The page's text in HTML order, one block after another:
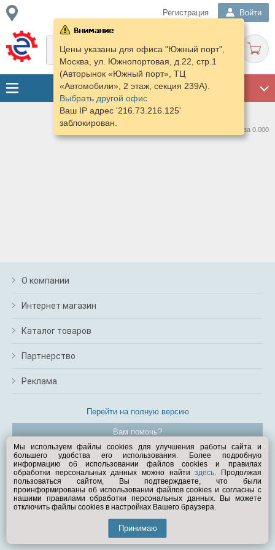
Регистрация Войти
Цены указаны для офиса "Южный порт",
Москва, ул. Южнопортовая, д.22, стр.1
(Авторынок «Южный порт», ТЦ
«Автомобили», 2 этаж, секция 239А).
Выбрать другой офис
Ваш IP адрес '216.73.216.125'
заблокирован.
Нашлось предложений: 0 за 0.000
О компании
Интернет магазин
Каталог товаров
Партнерство
Реклама
Перейти на полную версию
Вам помочь?
© Exist.ru 1998—2026
Мы используем файлы cookies для улучшения работы сайта и
большего удобства его использования. Более подробную
информацию об использовании файлов cookies и правилах
обработки персональных данных можно найтиздесь. Продолжая
пользоваться сайтом, Вы подтверждаете, что были
проинформированы об использовании файлов cookies и согласны с
нашими правилами обработки персональных данных. Вы можете
отключить файлы cookies в настройках Вашего браузера.
Принимаю